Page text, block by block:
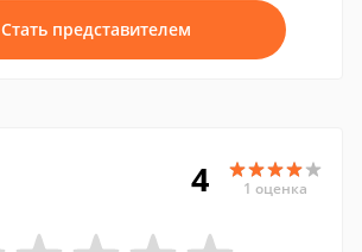
Стать представителем
4 1 оценка